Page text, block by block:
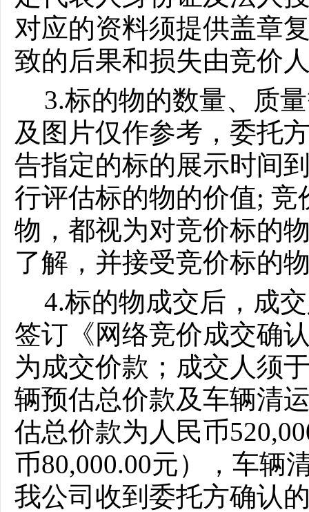
对应的资料须提供盖章
致的后果和损失由竞价
3.标的物的数量、质
及图片仅作参考，委托
告指定的标的展示时间
行评估标的物的价值; 竞
物，都视为对竞价标的
了解，并接受竞价标的
4.标的物成交后，成
签订《网络竞价成交确
为成交价款；成交人须
辆预估总价款及车辆清
估总价款为人民币
币80,000.00元），车辆
我公司收到委托方确认